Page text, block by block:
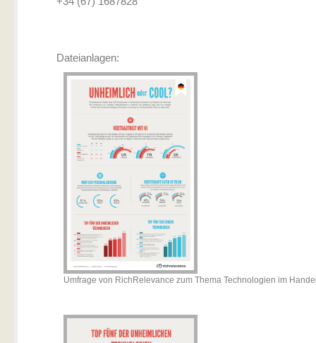
Dateianlagen:
Umfrage von RichRelevance zum Thema Technologien im